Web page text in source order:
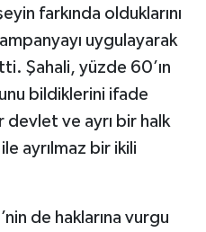
farkında olduklarını
uygulayarak
Şahali, yüzde 60’ın
bildiklerini ifade
devlet ve ayrı bir halk
ayrılmaz bir ikili
de haklarına vurgu